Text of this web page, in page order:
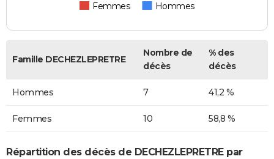
Femmes Hommes
Famille DECHEZLEPRETRE
Nombre de
décès
% des
décès
Hommes 7 41,2 %
Femmes 10 58,8 %
Répartition des décès de DECHEZLEPRETRE par